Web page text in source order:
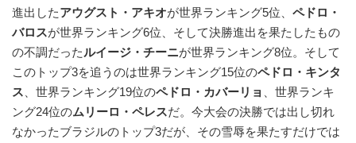
進出したアウグスト・アキオが世界ランキング5位、 ペドロ・
バロスが世界ランキング6位、そして決勝進出を果たしたもの
の不調だったルイージ・チーニが世界ランキング8位。そして
このトップ3を追うのは世界ランキング15位のペドロ・キンタ
ス 、世界ランキング19位のペドロ・カバーリョ
、世界ランキ
ング24位のムリーロ・ペレスだ。今大会の決勝では出し切れ
なかったブラジルのトップ3だが、その雪辱を果たすだけでは